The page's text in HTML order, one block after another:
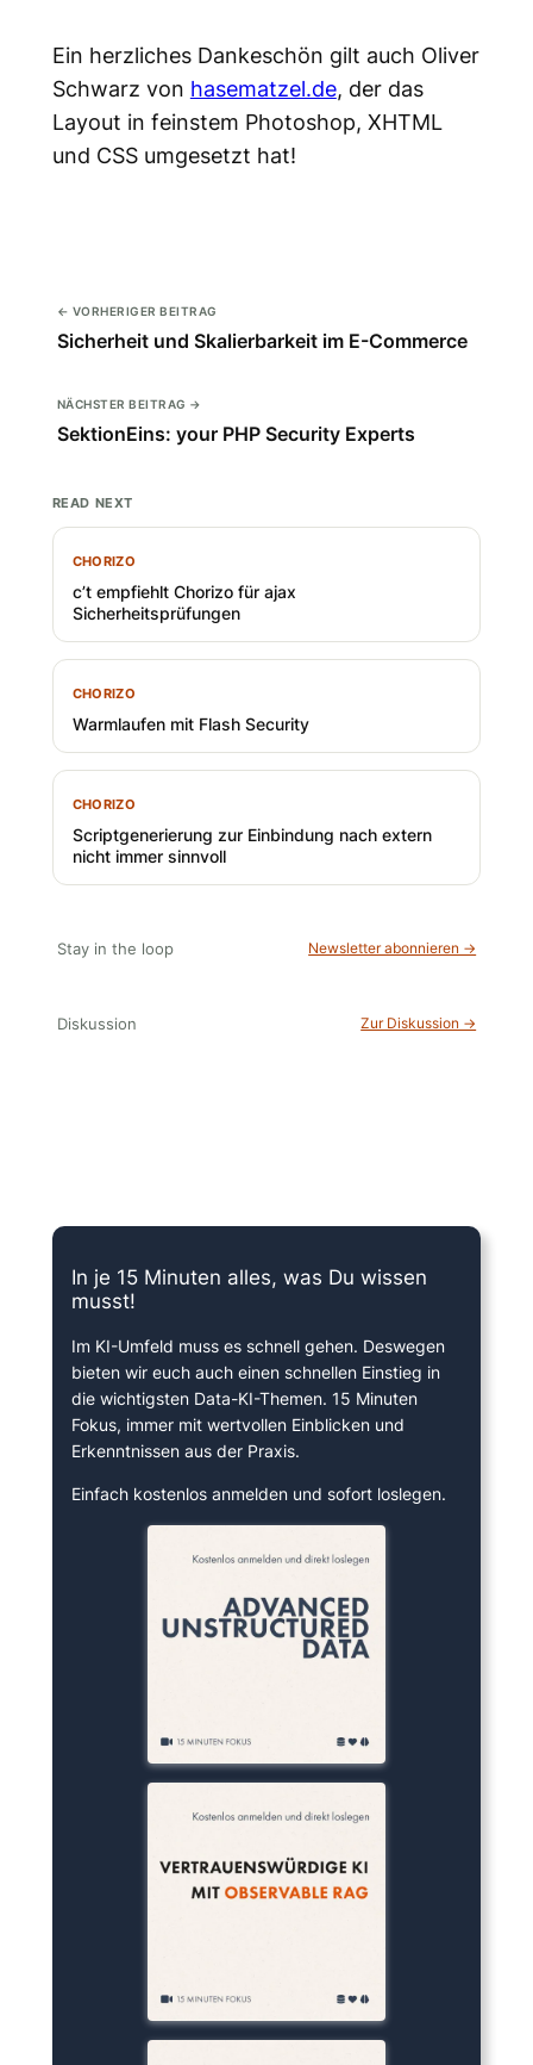
Ein herzliches Dankeschön gilt auch Oliver
Schwarz von hasematzel.de, der das
Layout in feinstem Photoshop, XHTML
und CSS umgesetzt hat!
← VORHERIGER BEITRAG
Sicherheit und Skalierbarkeit im E-Commerce
NÄCHSTER BEITRAG →
SektionEins: your PHP Security Experts
READ NEXT
CHORIZO
c’t empfiehlt Chorizo für ajax
Sicherheitsprüfungen
CHORIZO
Warmlaufen mit Flash Security
CHORIZO
Scriptgenerierung zur Einbindung nach extern
nicht immer sinnvoll
Stay in the loop Newsletter abonnieren →
Diskussion Zur Diskussion →
In je 15 Minuten alles, was Du wissen
musst!
Im KI-Umfeld muss es schnell gehen. Deswegen
bieten wir euch auch einen schnellen Einstieg in
die wichtigsten Data-KI-Themen. 15 Minuten
Fokus, immer mit wertvollen Einblicken und
Erkenntnissen aus der Praxis.
Einfach kostenlos anmelden und sofort loslegen.